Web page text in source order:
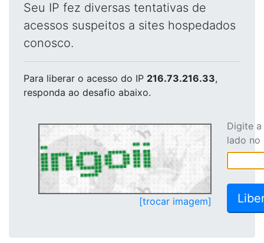
Seu IP fez diversas tentativas de
acessos suspeitos a sites hospedados
conosco.
Para liberar o acesso do IP 216.73.216.33,
responda ao desafio abaixo.
[trocar imagem]
Digite
lado no